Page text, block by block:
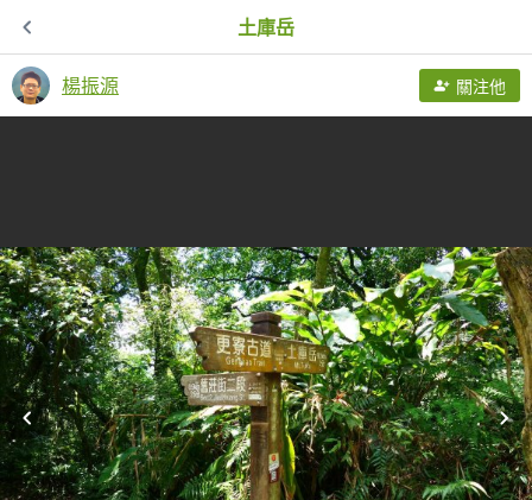
土庫岳
楊振源 關注他